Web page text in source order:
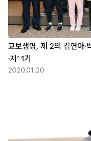
교보생명, 제 2의 김연아∙
·지’ 1기
2020.01.20